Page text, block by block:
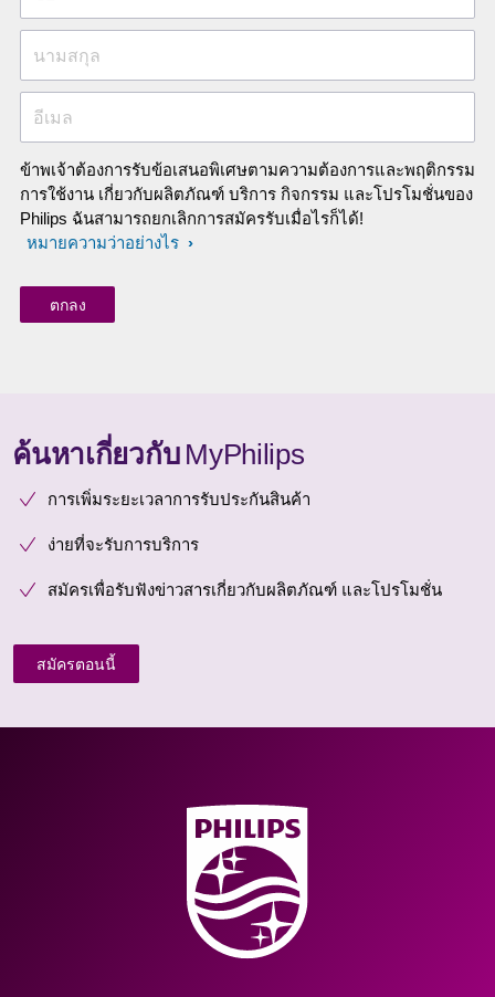
นามสกุล
อีเมล
ข้าพเจ้าต้องการรับข้อเสนอพิเศษตามความต้องการและพฤติกรรม
การใช้งาน เกี่ยวกับผลิตภัณฑ์ บริการ กิจกรรม และโปรโมชั่นของ
Philips ฉันสามารถยกเลิกการสมัครรับเมื่อไรก็ได้!
หมายความว่าอย่างไร
ค้นหาเกี่ยวกับ MyPhilips
การเพิ่มระยะเวลาการรับประกันสินค้า
ง่ายที่จะรับการบริการ
สมัครเพื่อรับฟังข่าวสารเกี่ยวกับผลิตภัณฑ์ และโปรโมชั่น
สมัครตอนนี้